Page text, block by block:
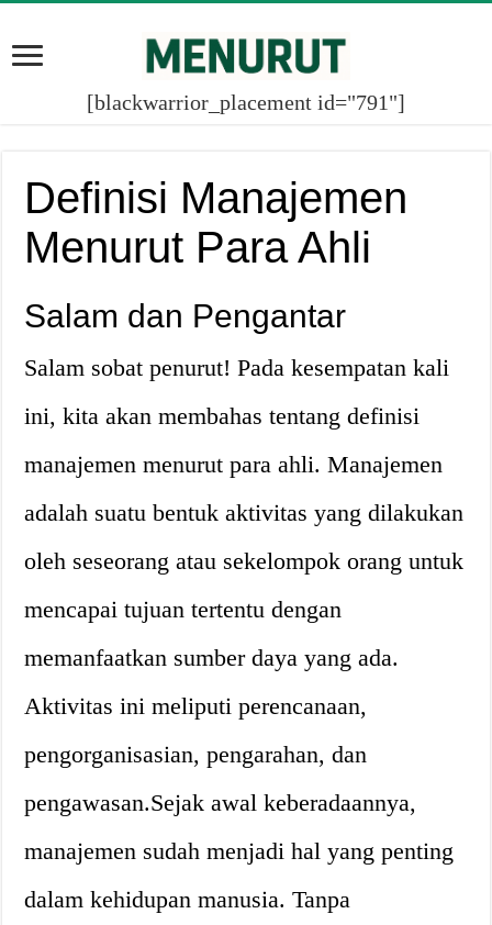
[blackwarrior_placement id="791"]
Definisi Manajemen
Menurut Para Ahli
Salam dan Pengantar
Salam sobat penurut! Pada kesempatan kali
ini, kita akan membahas tentang definisi
manajemen menurut para ahli. Manajemen
adalah suatu bentuk aktivitas yang dilakukan
oleh seseorang atau sekelompok orang untuk
mencapai tujuan tertentu dengan
memanfaatkan sumber daya yang ada.
Aktivitas ini meliputi perencanaan,
pengorganisasian, pengarahan, dan
pengawasan.Sejak awal keberadaannya,
manajemen sudah menjadi hal yang penting
dalam kehidupan manusia. Tanpa